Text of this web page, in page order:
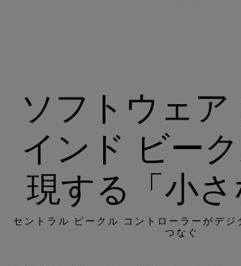
ソフトウェア
インド ビー
現する「小さ
セントラル ビークル コントローラーがデジ
つなぐ